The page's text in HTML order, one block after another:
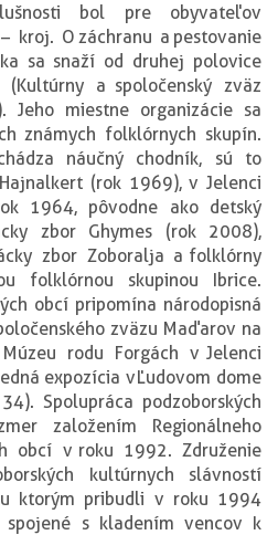
bol pre obyvateľov
kroj. O záchranu a pestovanie
sa snaží od druhej polovice
a spoločenský zväz
Jeho miestne organizácie sa
známych folklórnych skupín.
náučný chodník, sú to
(rok 1969), v Jelenci
1964, pôvodne ako detský
zbor Ghymes (rok 2008),
zbor Zoboralja a folklórny
folklórnou skupinou Ibrice.
obcí pripomína národopisná
zväzu Maďarov na
rodu Forgách v Jelenci
expozícia v Ľudovom dome
Spolupráca podzoborských
založením Regionálneho
obcí v roku 1992. Združenie
kultúrnych slávností
ktorým pribudli v roku 1994
spojené s kladením vencov k